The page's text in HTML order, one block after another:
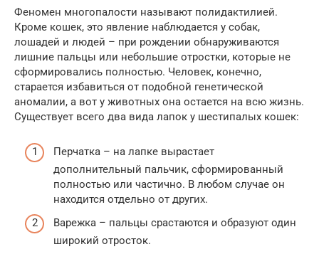
Феномен многопалости называют полидактилией.
Кроме кошек, это явление наблюдается у собак,
лошадей и людей – при рождении обнаруживаются
лишние пальцы или небольшие отростки, которые не
сформировались полностью. Человек, конечно,
старается избавиться от подобной генетической
аномалии, а вот у животных она остается на всю жизнь.
Существует всего два вида лапок у шестипалых кошек:
Перчатка – на лапке вырастает
дополнительный пальчик, сформированный
полностью или частично. В любом случае он
находится отдельно от других.
Варежка – пальцы срастаются и образуют один
широкий отросток.